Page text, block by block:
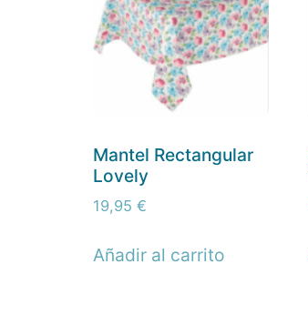
Mantel Rectangular
Lovely
19,95 €
Añadir al carrito